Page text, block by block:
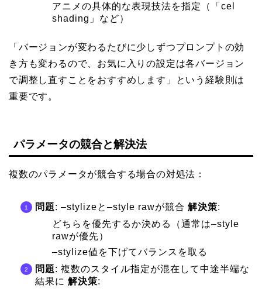
アニメの具体的な表現技法を指定（「cel
shading」など）
「バージョンが変わるたびに少しずつプロンプトの効
き方も変わるので、お気に入りの設定は各バージョン
で調整し直すことをおすすめします」という経験則は
重要です。
パラメータの競合と解決法
複数のパラメータが競合する場合の対処法：
問題: –stylizeと–style rawが競合 解決策:
どちらを優先するか決める（通常は–style
rawが優先）
–stylize値を下げてバランスを取る
問題: 複数のスタイル指定が混在して中途半端な
結果に 解決策: